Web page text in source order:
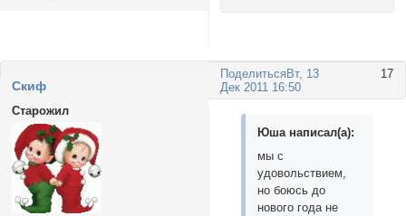
Поделиться 17
Вт, 13
Дек 2011 16:50
Cкиф
Старожил
Юша написал(а):
мы с
удовольствием,
но боюсь до
нового года не